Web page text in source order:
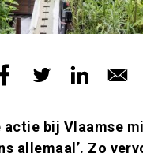
bij Vlaamse
allemaal’. Zo